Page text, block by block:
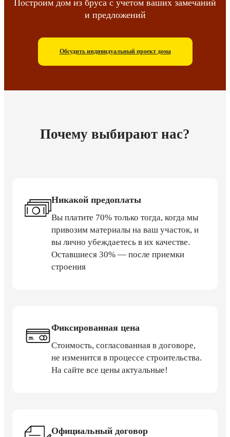
Построим дом из бруса с учетом ваших замечаний
и предложений
Обсудить индивидуальный проект дома
Почему выбирают нас?
Никакой предоплаты
Вы платите 70% только тогда, когда мы
привозим материалы на ваш участок, и
вы лично убеждаетесь в их качестве.
Оставшиеся 30% — после приемки
строения
Фиксированная цена
Стоимость, согласованная в договоре,
не изменится в процессе строительства.
На сайте все цены актуальные!
Официальный договор